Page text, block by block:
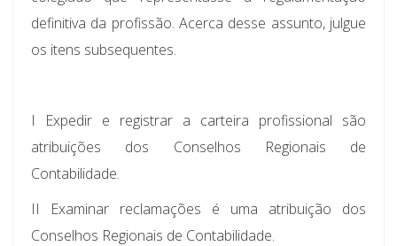
definitiva da profissão. Acerca desse assunto, julgue
os itens subsequentes.
I Expedir e registrar a carteira profissional são
atribuições dos Conselhos Regionais de
Contabilidade.
II Examinar reclamações é uma atribuição dos
Conselhos Regionais de Contabilidade.